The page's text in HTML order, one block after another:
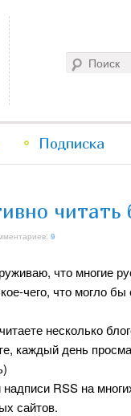
Подписка
читать
9
что многие
чего, что могло
несколько
каждый день
надписи RSS на
сайтов.